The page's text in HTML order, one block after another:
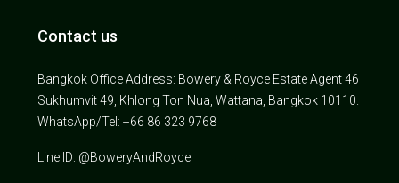
Contact us
Bangkok Office Address: Bowery & Royce Estate Agent 46
Sukhumvit 49, Khlong Ton Nua, Wattana, Bangkok 10110.
WhatsApp/Tel: +66 86 323 9768
Line ID: @BoweryAndRoyce